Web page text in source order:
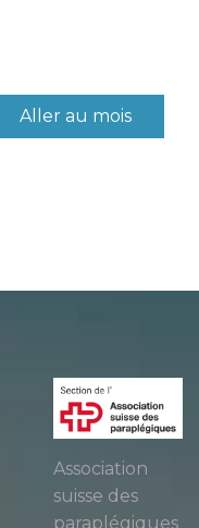
Aller au mois
Association
suisse des
paraplégiques